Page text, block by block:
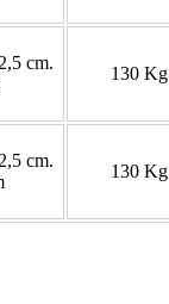
cm.
130 Kg
cm.
130 Kg